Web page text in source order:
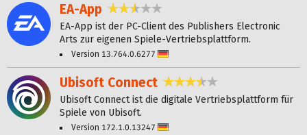
EA-App 2,5 Sterne
EA-App ist der PC-Client des Publishers Electronic
Arts zur eigenen Spiele-Vertriebsplattform.
Version 13.764.0.6277
Ubisoft Connect 3,3 Sterne
Ubisoft Connect ist die digitale Vertriebsplattform für
Spiele von Ubisoft.
Version 172.1.0.13247